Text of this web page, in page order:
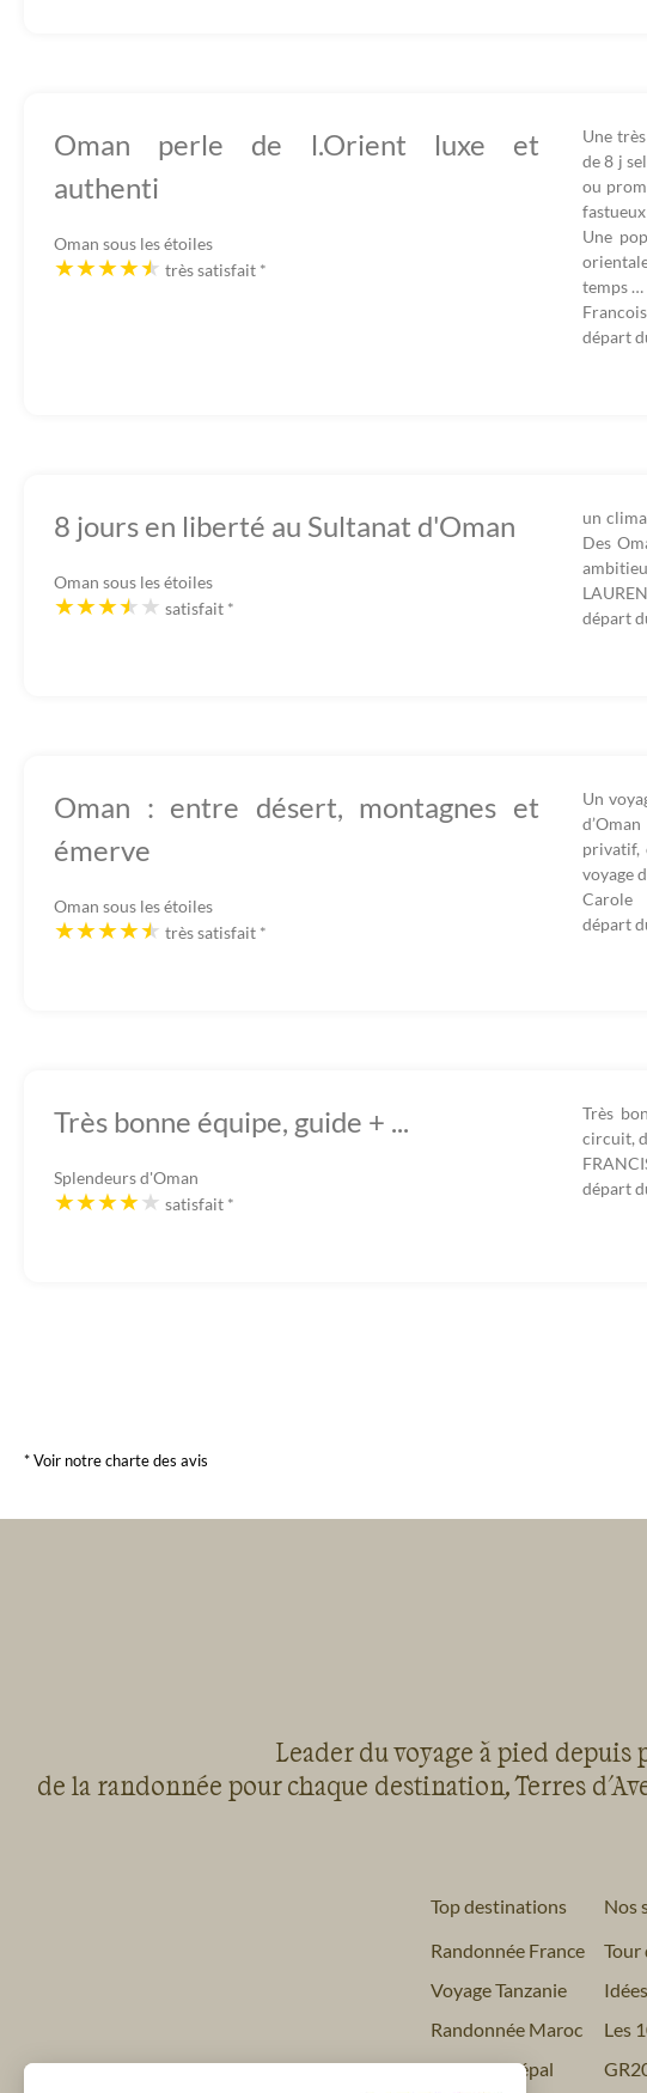
Oman perle de l.Orient luxe et
authenti
Oman sous les étoiles
très satisfait *
Une
de 8 j
ou
Une
temps …
départ
8 jours en liberté au Sultanat d'Oman
Oman sous les étoiles
satisfait *
un
Des
départ
Oman : entre désert, montagnes et
émerve
Oman sous les étoiles
très satisfait *
Un
privatif,
voyage
Carole
départ
Très bonne équipe, guide + ...
Splendeurs d'Oman
satisfait *
Très
circuit,
départ
* Voir notre charte des avis
Leader du voyage à pied depuis
de la randonnée pour chaque destination, Terres
Top destinations
Randonnée France
Voyage Tanzanie
Randonnée Maroc
Trekking Népal
Nos
Tour
Les